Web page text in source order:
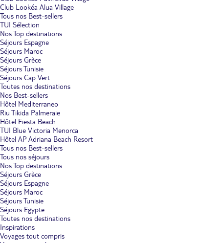
Club Lookéa Alua Village
Tous nos Best-sellers
TUI Sélection
Nos Top destinations
Séjours Espagne
Séjours Maroc
Séjours Grèce
Séjours Tunisie
Séjours Cap Vert
Toutes nos destinations
Nos Best-sellers
Hôtel Mediterraneo
Riu Tikida Palmeraie
Hôtel Fiesta Beach
TUI Blue Victoria Menorca
Hôtel AP Adriana Beach Resort
Tous nos Best-sellers
Tous nos séjours
Nos Top destinations
Séjours Grèce
Séjours Espagne
Séjours Maroc
Séjours Tunisie
Séjours Egypte
Toutes nos destinations
Inspirations
Voyages tout compris